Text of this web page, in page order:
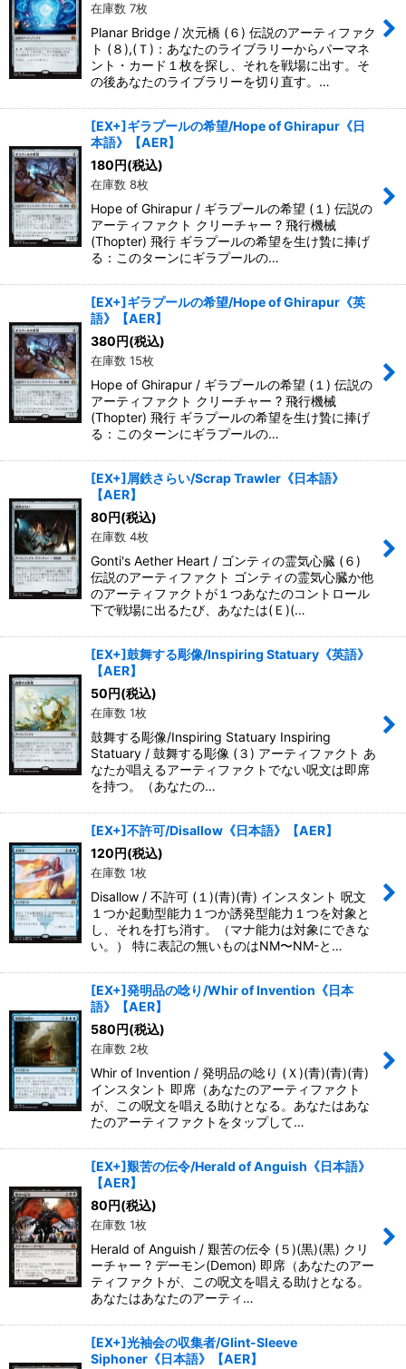
在庫数 7枚
Planar Bridge / 次元橋 (６) 伝説のアーティファク
ト (８),(Ｔ)：あなたのライブラリーからパーマネ
ント・カード１枚を探し、それを戦場に出す。そ
の後あなたのライブラリーを切り直す。…
[EX+]ギラプールの希望/Hope of Ghirapur《日
本語》【AER】
180円(税込)
在庫数 8枚
Hope of Ghirapur / ギラプールの希望 (１) 伝説の
アーティファクト クリーチャー ? 飛行機械
(Thopter) 飛行 ギラプールの希望を生け贄に捧げ
る：このターンにギラプールの…
[EX+]ギラプールの希望/Hope of Ghirapur《英
語》【AER】
380円(税込)
在庫数 15枚
Hope of Ghirapur / ギラプールの希望 (１) 伝説の
アーティファクト クリーチャー ? 飛行機械
(Thopter) 飛行 ギラプールの希望を生け贄に捧げ
る：このターンにギラプールの…
[EX+]屑鉄さらい/Scrap Trawler《日本語》
【AER】
80円(税込)
在庫数 4枚
Gonti's Aether Heart / ゴンティの霊気心臓 (６)
伝説のアーティファクト ゴンティの霊気心臓か他
のアーティファクトが１つあなたのコントロール
下で戦場に出るたび、あなたは(Ｅ)(…
[EX+]鼓舞する彫像/Inspiring Statuary《英語》
【AER】
50円(税込)
在庫数 1枚
鼓舞する彫像/Inspiring Statuary Inspiring
Statuary / 鼓舞する彫像 (３) アーティファクト あ
なたが唱えるアーティファクトでない呪文は即席
を持つ。（あなたの…
[EX+]不許可/Disallow《日本語》【AER】
120円(税込)
在庫数 1枚
Disallow / 不許可 (１)(青)(青) インスタント 呪文
１つか起動型能力１つか誘発型能力１つを対象と
し、それを打ち消す。（マナ能力は対象にできな
い。） 特に表記の無いものはNM〜NM-と…
[EX+]発明品の唸り/Whir of Invention《日本
語》【AER】
580円(税込)
在庫数 2枚
Whir of Invention / 発明品の唸り (Ｘ)(青)(青)(青)
インスタント 即席（あなたのアーティファクト
が、この呪文を唱える助けとなる。あなたはあな
たのアーティファクトをタップして…
[EX+]艱苦の伝令/Herald of Anguish《日本語》
【AER】
80円(税込)
在庫数 1枚
Herald of Anguish / 艱苦の伝令 (５)(黒)(黒) クリ
ーチャー ? デーモン(Demon) 即席（あなたのアー
ティファクトが、この呪文を唱える助けとなる。
あなたはあなたのアーティ…
[EX+]光袖会の収集者/Glint-Sleeve
Siphoner《日本語》【AER】